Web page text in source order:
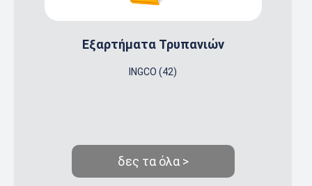
Eξαρτήματα Τρυπανιών
INGCO (42)
δες τα όλα >